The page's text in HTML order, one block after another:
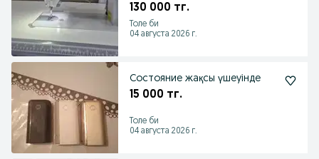
130 000 тг.
Толе би
04 августа 2026 г.
Состояние жақсы үшеуінде
15 000 тг.
Толе би
04 августа 2026 г.